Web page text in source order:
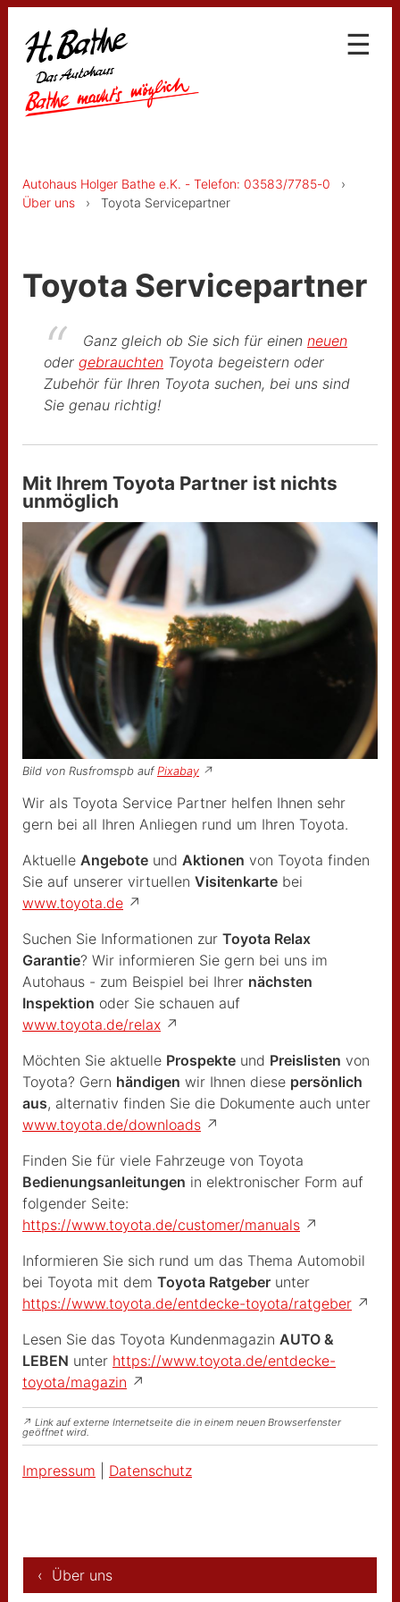
Autohaus Holger Bathe e.K. - Telefon: 03583/7785-0 ›
Über uns › Toyota Servicepartner
Toyota Servicepartner
Ganz gleich ob Sie sich für einen neuen
oder gebrauchten Toyota begeistern oder
Zubehör für Ihren Toyota suchen, bei uns sind
Sie genau richtig!
Mit Ihrem Toyota Partner ist nichts
unmöglich
Bild von Rusfromspb auf Pixabay ↗
Wir als Toyota Service Partner helfen Ihnen sehr
gern bei all Ihren Anliegen rund um Ihren Toyota.
Aktuelle Angebote und Aktionen von Toyota finden
Sie auf unserer virtuellen Visitenkarte bei
www.toyota.de ↗
Suchen Sie Informationen zur Toyota Relax
Garantie? Wir informieren Sie gern bei uns im
Autohaus - zum Beispiel bei Ihrer nächsten
Inspektion oder Sie schauen auf
www.toyota.de/relax ↗
Möchten Sie aktuelle Prospekte und Preislisten von
Toyota? Gern händigen wir Ihnen diese persönlich
aus, alternativ finden Sie die Dokumente auch unter
www.toyota.de/downloads ↗
Finden Sie für viele Fahrzeuge von Toyota
Bedienungsanleitungen in elektronischer Form auf
folgender Seite:
https://www.toyota.de/customer/manuals ↗
Informieren Sie sich rund um das Thema Automobil
bei Toyota mit dem Toyota Ratgeber unter
https://www.toyota.de/entdecke-toyota/ratgeber ↗
Lesen Sie das Toyota Kundenmagazin AUTO &
LEBEN unter https://www.toyota.de/entdecke-
toyota/magazin ↗
↗ Link auf externe Internetseite die in einem neuen Browserfenster
geöffnet wird.
Impressum Datenschutz
‹ Über uns
☰
Aktuelles
Vorführwagen und Gebrauchtwagen
Unsere Leistungen für Ihre Mobilität
Verkauf
Finanzierung und Leasing
Versicherung
Toyota Servicepartner
Impressum
Datenschutz
Cockie-Hinweise